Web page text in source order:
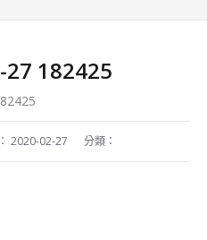
27 182425
2020-02-27 分類：